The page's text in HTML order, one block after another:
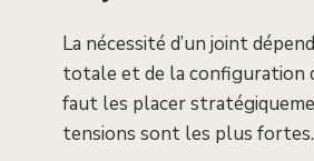
La nécessité d’un joint
totale et de la configuration
faut les placer
tensions sont les plus fortes.